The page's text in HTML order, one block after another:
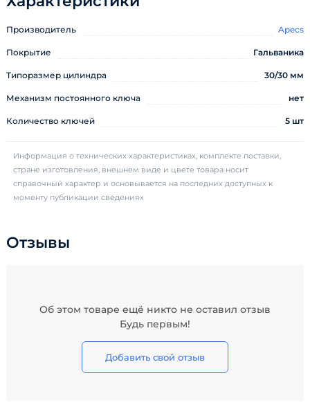
Производитель Apecs
Покрытие Гальваника
Типоразмер цилиндра 30/30 мм
Механизм постоянного ключа нет
Количество ключей 5 шт
Информация о технических характеристиках, комплекте поставки,
стране изготовления, внешнем виде и цвете товара носит
справочный характер и основывается на последних доступных к
моменту публикации сведениях
Отзывы
Об этом товаре ещё никто не оставил отзыв
Будь первым!
Добавить свой отзыв